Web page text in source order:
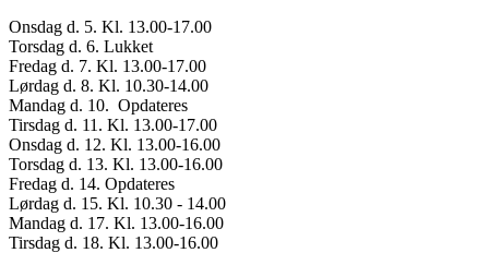
Onsdag d. 5. Kl. 13.00-17.00
Torsdag d. 6. Lukket
Fredag d. 7. Kl. 13.00-17.00
Lørdag d. 8. Kl. 10.30-14.00
Mandag d. 10. Opdateres
Tirsdag d. 11. Kl. 13.00-17.00
Onsdag d. 12. Kl. 13.00-16.00
Torsdag d. 13. Kl. 13.00-16.00
Fredag d. 14. Opdateres
Lørdag d. 15. Kl. 10.30 - 14.00
Mandag d. 17. Kl. 13.00-16.00
Tirsdag d. 18. Kl. 13.00-16.00